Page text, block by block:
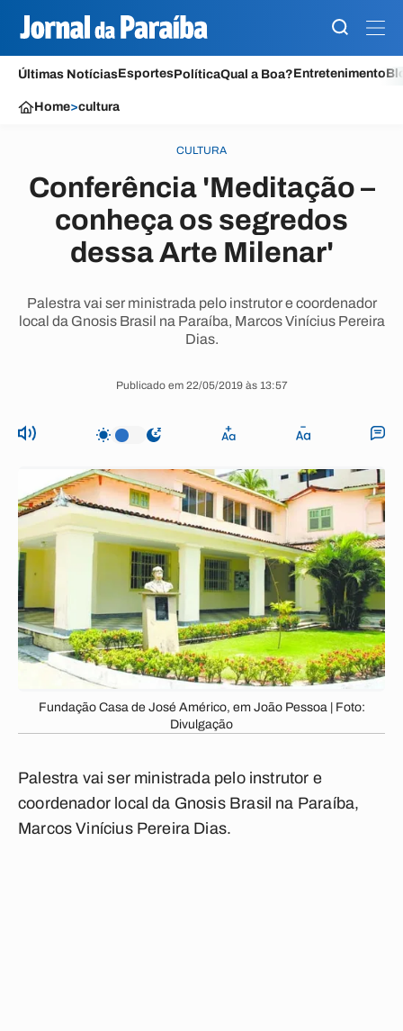
Últimas NotíciasEsportesPolíticaQual a Boa?Entretenimento
Home>cultura
CULTURA
Conferência 'Meditação –
conheça os segredos
dessa Arte Milenar'
Palestra vai ser ministrada pelo instrutor e coordenador
local da Gnosis Brasil na Paraíba, Marcos Vinícius Pereira
Dias.
Publicado em 22/05/2019 às 13:57
Fundação Casa de José Américo, em João Pessoa | Foto:
Divulgação
Palestra vai ser ministrada pelo instrutor e
coordenador local da Gnosis Brasil na Paraíba,
Marcos Vinícius Pereira Dias.